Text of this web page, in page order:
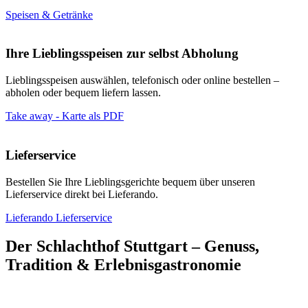
Speisen & Getränke
Ihre Lieblingsspeisen zur selbst Abholung
Lieblingsspeisen auswählen, telefonisch oder online bestellen –
abholen oder bequem liefern lassen.
Take away - Karte als PDF
Lieferservice
Bestellen Sie Ihre Lieblingsgerichte bequem über unseren
Lieferservice direkt bei Lieferando.
Lieferando Lieferservice
Der Schlachthof Stuttgart – Genuss,
Tradition & Erlebnisgastronomie